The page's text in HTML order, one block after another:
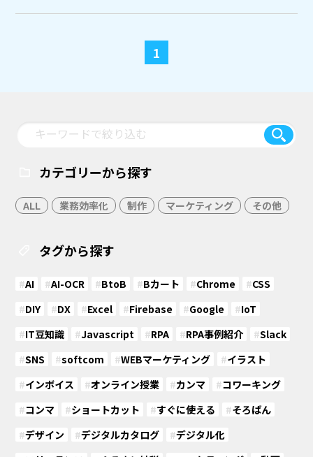
1
カテゴリーから探す
ALL 業務効率化 制作 マーケティング その他
タグから探す
#AI #AI-OCR #BtoB #Bカート #Chrome #CSS
#DIY #DX #Excel #Firebase #Google #IoT
#IT豆知識 #Javascript #RPA #RPA事例紹介 #Slack
#SNS #softcom #WEBマーケティング #イラスト
#インボイス #オンライン授業 #カンマ #コワーキング
#コンマ #ショートカット #すぐに使える #そろばん
#デザイン #デジタルカタログ #デジタル化